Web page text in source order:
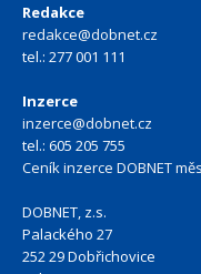
Redakce
redakce@dobnet.cz
tel.: 277 001 111
Inzerce
inzerce@dobnet.cz
tel.: 605 205 755
Ceník inzerce DOBNET
DOBNET, z.s.
Palackého 27
252 29 Dobřichovice